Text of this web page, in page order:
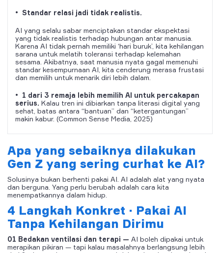
• Standar relasi jadi tidak realistis.
AI yang selalu sabar menciptakan standar ekspektasi
yang tidak realistis terhadap hubungan antar manusia.
Karena AI tidak pernah memiliki ‘hari buruk’, kita kehilangan
sarana untuk melatih toleransi terhadap kelemahan
sesama. Akibatnya, saat manusia nyata gagal memenuhi
standar kesempurnaan AI, kita cenderung merasa frustasi
dan memilih untuk menarik diri lebih dalam.
• 1 dari 3 remaja lebih memilih AI untuk percakapan
serius. Kalau tren ini dibiarkan tanpa literasi digital yang
sehat, batas antara “bantuan” dan “ketergantungan”
makin kabur. (Common Sense Media, 2025)
Apa yang sebaiknya dilakukan
Gen Z yang sering curhat ke AI?
Solusinya bukan berhenti pakai AI. AI adalah alat yang nyata
dan berguna. Yang perlu berubah adalah cara kita
menempatkannya dalam hidup.
4 Langkah Konkret · Pakai AI
Tanpa Kehilangan Dirimu
01 Bedakan ventilasi dan terapi — AI boleh dipakai untuk
merapikan pikiran — tapi kalau masalahnya berlangsung lebih